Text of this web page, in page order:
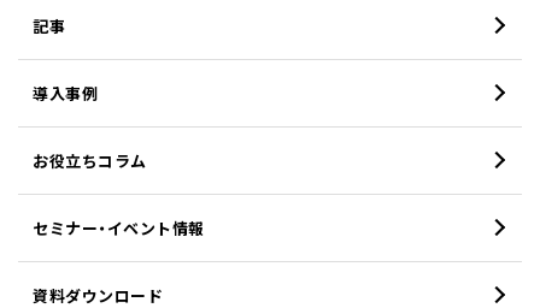
記事
導入事例
お役立ちコラム
セミナー・イベント情報
資料ダウンロード